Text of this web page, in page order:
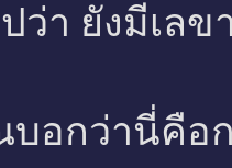
ว่า ยังมีเล
อกว่านี่คือ